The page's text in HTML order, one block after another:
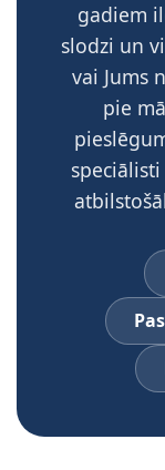
gadiem
slodzi un
vai Jums
pie